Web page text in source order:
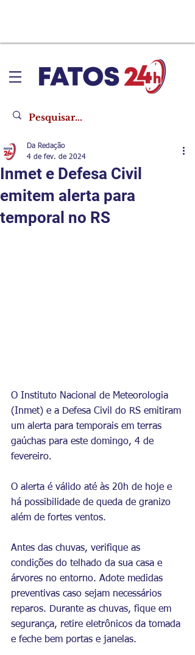
Inmet e Defesa Civil
emitem alerta para
temporal no RS
Da Redação
4 de fev. de 2024
O Instituto Nacional de Meteorologia
(Inmet) e a Defesa Civil do RS emitiram
um alerta para temporais em terras
gaúchas para este domingo, 4 de
fevereiro.
O alerta é válido até às 20h de hoje e
há possibilidade de queda de granizo
além de fortes ventos.
Antes das chuvas, verifique as
condições do telhado da sua casa e
árvores no entorno. Adote medidas
preventivas caso sejam necessários
reparos. Durante as chuvas, fique em
segurança, retire eletrônicos da tomada
e feche bem portas e janelas.